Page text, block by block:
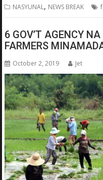
NASYUNAL, NEWS BREAK
6 GOV’T AGENCY
FARMERS
October 2, 2019 Jet